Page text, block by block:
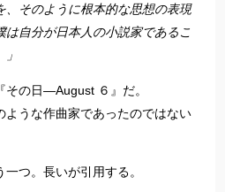
、そのように根本的な思想の表現
は自分が日本人の小説家であるこ
その日―August ６』だ。
ような作曲家であったのではない
つ。長いが引用する。